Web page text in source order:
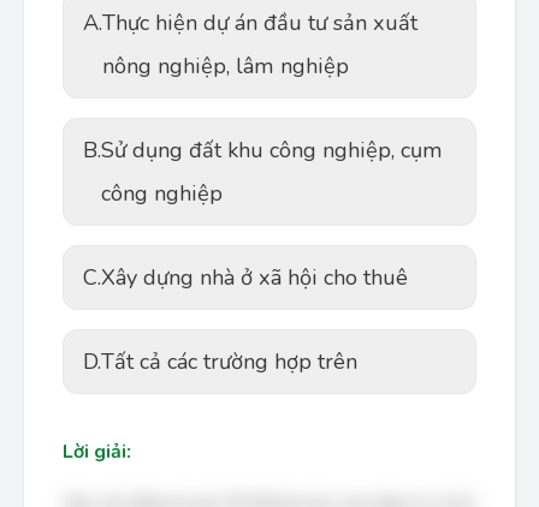
A.Thực hiện dự án đầu tư sản xuất
nông nghiệp, lâm nghiệp
B.Sử dụng đất khu công nghiệp, cụm
công nghiệp
C.Xây dựng nhà ở xã hội cho thuê
D.Tất cả các trường hợp trên
Lời giải: